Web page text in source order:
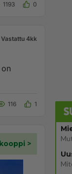
1193 0
Vastattu 4kk
116 1